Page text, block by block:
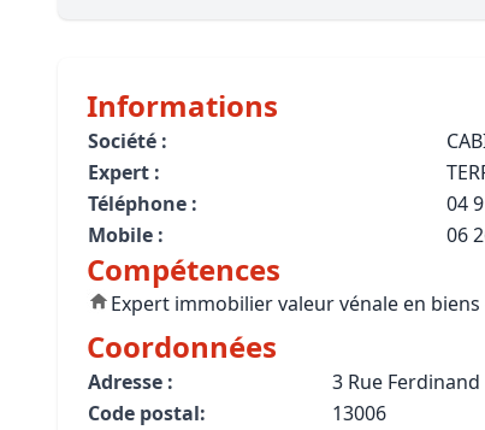
Pathologies des bâtiments
Lecture et compréhension
Droit de l'environnement et
Estimer le droit au bail
Informations
Société :
Expert :
Téléphone :
04
Mobile :
06
Compétences
Expert immobilier valeur vénale en
Coordonnées
Adresse :
3 Rue Ferdinand
Code postal:
13006